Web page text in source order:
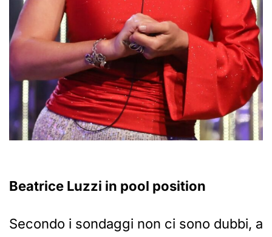
Beatrice Luzzi in pool position
Secondo i sondaggi non ci sono dubbi, a